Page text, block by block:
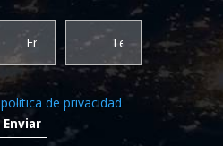
política de privacidad